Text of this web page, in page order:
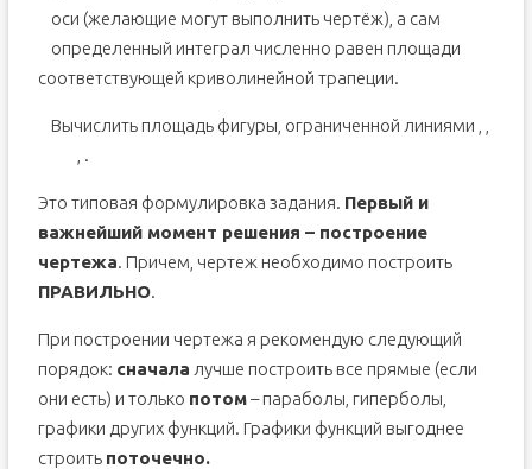
оси (желающие могут выполнить чертёж), а сам
определенный интеграл численно равен площади
соответствующей криволинейной трапеции.
Вычислить площадь фигуры, ограниченной линиями
.
Это типовая формулировка задания. Первый и
важнейший момент решения – построение
чертежа. Причем, чертеж необходимо построить
ПРАВИЛЬНО.
При построении чертежа я рекомендую следующий
порядок: сначала лучше построить все прямые (если
они есть) и только потом– параболы, гиперболы,
графики других функций. Графики функций выгоднее
строить поточечно.